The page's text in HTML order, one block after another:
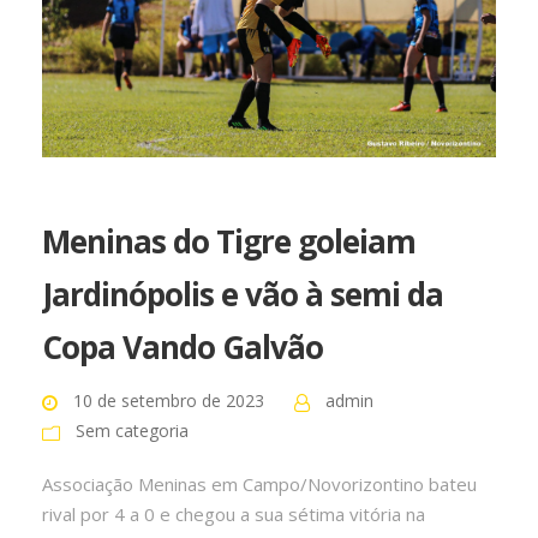
Meninas do Tigre goleiam
Jardinópolis e vão à semi da
Copa Vando Galvão
10 de setembro de 2023
admin
Sem categoria
Associação Meninas em Campo/Novorizontino bateu
rival por 4 a 0 e chegou a sua sétima vitória na